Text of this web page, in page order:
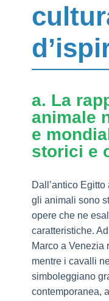
a. La
animale
e
storici e
Dall’antico
gli animali sono
opere che ne
caratteristiche.
Marco a Venezia
mentre i cavalli
simboleggiano
contemporanea,